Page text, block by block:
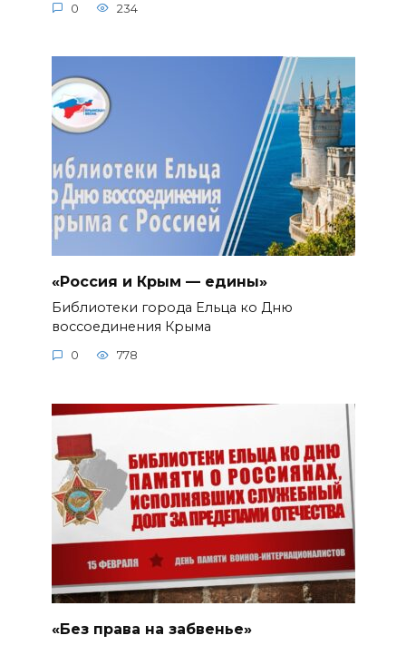
0 234
«Россия и Крым — едины»
Библиотеки города Ельца ко Дню
воссоединения Крыма
0 778
«Без права на забвенье»